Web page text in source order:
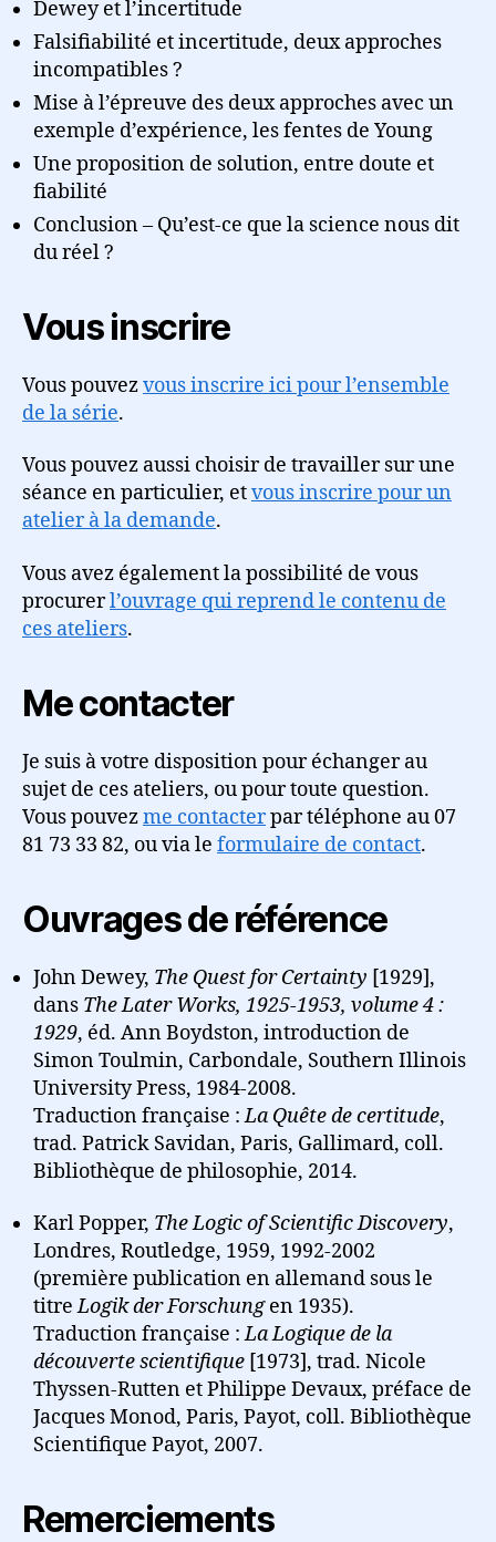
Dewey et l’incertitude
Falsifiabilité et incertitude, deux approches
incompatibles ?
Mise à l’épreuve des deux approches avec un
exemple d’expérience, les fentes de Young
Une proposition de solution, entre doute et
fiabilité
Conclusion – Qu’est-ce que la science nous dit
du réel ?
Vous inscrire
Vous pouvezvous inscrire ici pour l’ensemble
de la série.
Vous pouvez aussi choisir de travailler sur une
séance en particulier, etvous inscrire pour un
atelier à la demande.
Vous avez également la possibilité de vous
procurerl’ouvrage qui reprend le contenu de
ces ateliers.
Me contacter
Je suis à votre disposition pour échanger au
sujet de ces ateliers, ou pour toute question.
Vous pouvezme contacterpar téléphone au 07
81 73 33 82, ou via le formulaire de contact.
Ouvrages de référence
John Dewey, The Quest for Certainty [1929],
dans The Later Works, 1925-1953, volume 4 :
1929, éd. Ann Boydston, introduction de
Simon Toulmin, Carbondale, Southern Illinois
University Press, 1984-2008.
Traduction française :La Quête de certitude,
trad. Patrick Savidan, Paris, Gallimard, coll.
Bibliothèque de philosophie, 2014.
Karl Popper, The Logic of Scientific Discovery,
Londres, Routledge, 1959, 1992-2002
(première publication en allemand sous le
titreLogik der Forschungen 1935).
Traduction française :La Logique de la
découverte scientifique [1973], trad. Nicole
Thyssen-Rutten et Philippe Devaux, préface de
Jacques Monod, Paris, Payot, coll. Bibliothèque
Scientifique Payot, 2007.
Remerciements